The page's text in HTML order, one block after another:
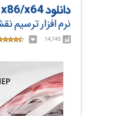
دانلود Autodesk AutoCAD MEP 2019 x86/x64
نرم افزار
14,745